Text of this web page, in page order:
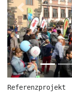
P
r
e
v
i
o
Referenzprojekt